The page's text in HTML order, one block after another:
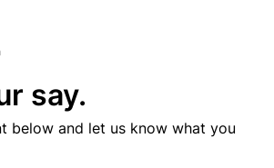
say.
below and let us know what you